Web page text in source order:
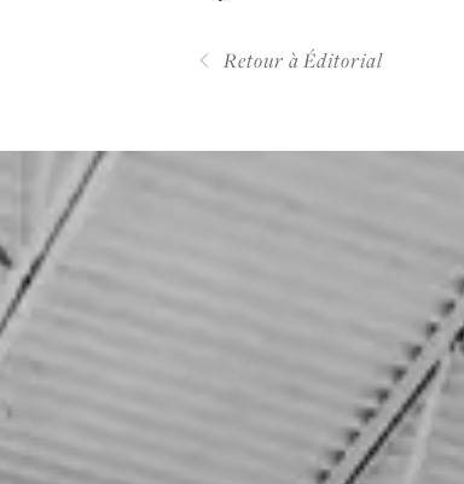
Se connecter
Nous contacter
S’abonner
Retour à Éditorial